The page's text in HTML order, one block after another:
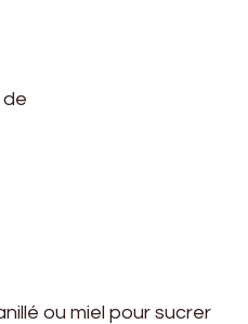
de
ou miel pour sucrer